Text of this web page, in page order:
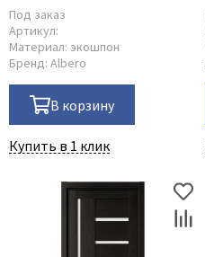
Под заказ
Артикул:
Материал: экошпон
Бренд: Albero
В корзину
Купить в 1 клик